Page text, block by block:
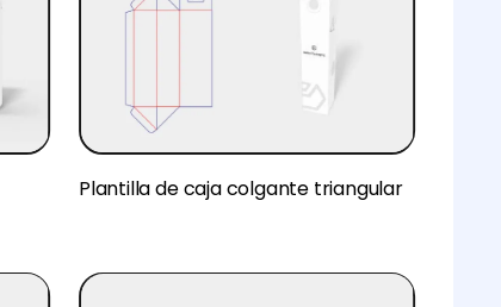
Plantilla de caja colgante triangular